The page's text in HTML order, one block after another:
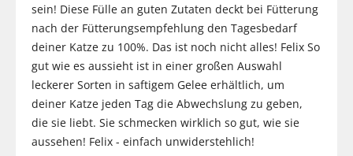
sein! Diese Fülle an guten Zutaten deckt bei Fütterung
nach der Fütterungsempfehlung den Tagesbedarf
deiner Katze zu 100%. Das ist noch nicht alles! Felix So
gut wie es aussieht ist in einer großen Auswahl
leckerer Sorten in saftigem Gelee erhältlich, um
deiner Katze jeden Tag die Abwechslung zu geben,
die sie liebt. Sie schmecken wirklich so gut, wie sie
aussehen! Felix - einfach unwiderstehlich!